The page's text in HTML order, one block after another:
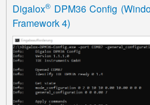
Digalox® DPM36 Config
Framework 4)